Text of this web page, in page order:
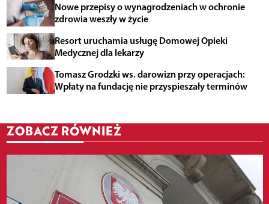
Nowe przepisy o wynagrodzeniach w ochronie
zdrowia weszły w życie
Resort uruchamia usługę Domowej Opieki
Medycznej dla lekarzy
Tomasz Grodzki ws. darowizn przy operacjach:
Wpłaty na fundację nie przyspieszały terminów
ZOBACZ RÓWNIEŻ